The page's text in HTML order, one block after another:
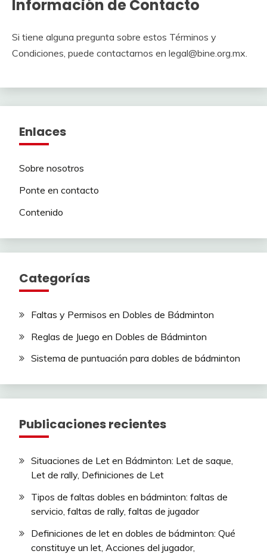
Información de Contacto
Si tiene alguna pregunta sobre estos Términos y
Condiciones, puede contactarnos en legal@bine.org.mx.
Enlaces
Sobre nosotros
Ponte en contacto
Contenido
Categorías
Faltas y Permisos en Dobles de Bádminton
Reglas de Juego en Dobles de Bádminton
Sistema de puntuación para dobles de bádminton
Publicaciones recientes
Situaciones de Let en Bádminton: Let de saque,
Let de rally, Definiciones de Let
Tipos de faltas dobles en bádminton: faltas de
servicio, faltas de rally, faltas de jugador
Definiciones de let en dobles de bádminton: Qué
constituye un let, Acciones del jugador,